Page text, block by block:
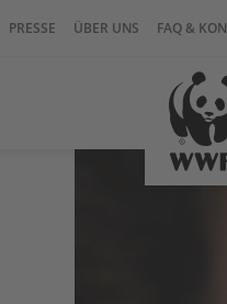
PRESSE ÜBER UNS FAQ &